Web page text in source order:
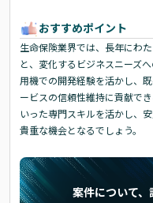
おすすめポイント
生命保険業界では、長年にわ
と、変化するビジネスニーズ
用機での開発経験を活かし、
ービスの信頼性維持に貢献で
いった専門スキルを活かし、
貴重な機会となるでしょう。
案件について、